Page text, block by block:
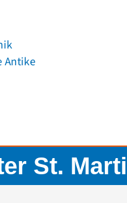
Antike
St.